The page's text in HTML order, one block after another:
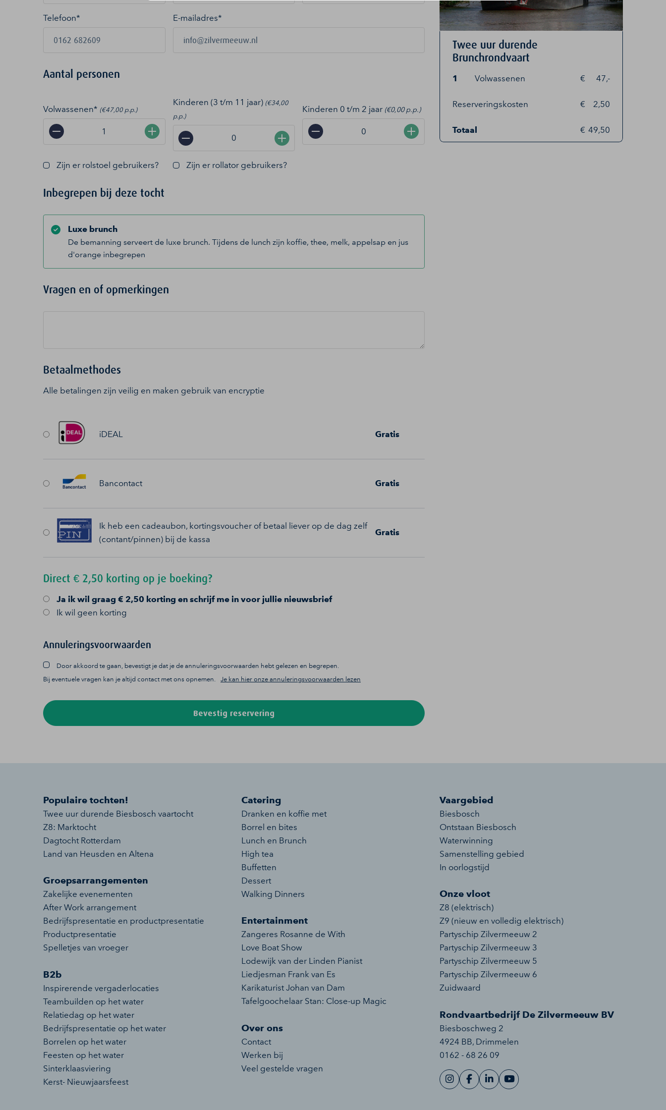
Telefoon* E-mailadres*
Aantal personen
Volwassenen* (€47,00 p.p.)
− +
Kinderen (3 t/m 11 jaar) (€34,00
p.p.)
− +
Kinderen 0 t/m 2 jaar (€0,00 p.p.)
− +
Zijn er rolstoel gebruikers? Zijn er rollator gebruikers?
Inbegrepen bij deze tocht
Luxe brunch
De bemanning serveert de luxe brunch. Tijdens de lunch zijn koffie, thee, melk, appelsap en jus
d'orange inbegrepen
Vragen en of opmerkingen
Twee uur durende
Brunchrondvaart
1 Volwassenen 47,-
Reserveringskosten 2,50
Totaal 49,50
Betaalmethodes
Alle betalingen zijn veilig en maken gebruik van encryptie
iDEAL Gratis
Bancontact Gratis
Ik heb een cadeaubon, kortingsvoucher of betaal liever op de dag zelf
(contant/pinnen) bij de kassa
Gratis
Direct € 2,50 korting op je boeking?
Ja ik wil graag € 2,50 korting en schrijf me in voor jullie nieuwsbrief
Ik wil geen korting
Annuleringsvoorwaarden
Door akkoord te gaan, bevestigt je dat je de annuleringsvoorwaarden hebt gelezen en begrepen.
Bij eventuele vragen kan je altijd contact met ons opnemen.
Je kan hier onze annuleringsvoorwaarden lezen
Bevestig reservering
Populaire tochten!
Twee uur durende Biesbosch vaartocht
Z8: Marktocht
Dagtocht Rotterdam
Land van Heusden en Altena
Groepsarrangementen
Zakelijke evenementen
After Work arrangement
Bedrijfspresentatie en productpresentatie
Productpresentatie
Spelletjes van vroeger
B2b
Inspirerende vergaderlocaties
Teambuilden op het water
Relatiedag op het water
Bedrijfspresentatie op het water
Borrelen op het water
Feesten op het water
Sinterklaasviering
Kerst- Nieuwjaarsfeest
Catering
Dranken en koffie met
Borrel en bites
Lunch en Brunch
High tea
Buffetten
Dessert
Walking Dinners
Entertainment
Zangeres Rosanne de With
Love Boat Show
Lodewijk van der Linden Pianist
Liedjesman Frank van Es
Karikaturist Johan van Dam
Tafelgoochelaar Stan: Close-up Magic
Over ons
Contact
Werken bij
Veel gestelde vragen
Vaargebied
Biesbosch
Ontstaan Biesbosch
Waterwinning
Samenstelling gebied
In oorlogstijd
Onze vloot
Z8 (elektrisch)
Z9 (nieuw en volledig elektrisch)
Partyschip Zilvermeeuw 2
Partyschip Zilvermeeuw 3
Partyschip Zilvermeeuw 5
Partyschip Zilvermeeuw 6
Zuidwaard
Rondvaartbedrijf De Zilvermeeuw BV
Biesboschweg 2
4924 BB, Drimmelen
0162 - 68 26 09